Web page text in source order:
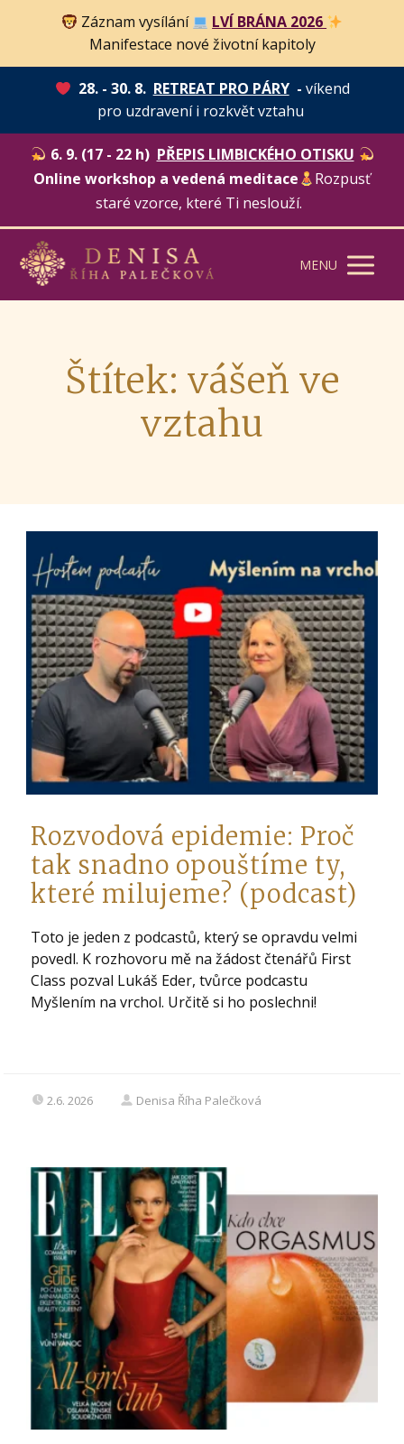
Záznam vysílání
LVÍ BRÁNA 2026
Manifestace nové životní kapitoly
28. - 30. 8. RETREAT PRO PÁRY- víkend
pro uzdravení i rozkvět vztahu
6. 9. (17 - 22 h) PŘEPIS LIMBICKÉHO OTISKU
Online workshop a vedená meditace
Rozpusť
staré vzorce, které Ti neslouží.
MENU
Štítek: vášeň ve
vztahu
Rozvodová epidemie: Proč
tak snadno opouštíme ty,
které milujeme? (podcast)
Toto je jeden z podcastů, který se opravdu velmi
povedl. K rozhovoru mě na žádost čtenářů First
Class pozval Lukáš Eder, tvůrce podcastu
Myšlením na vrchol. Určitě si ho poslechni!
2.6. 2026 Denisa Říha Palečková